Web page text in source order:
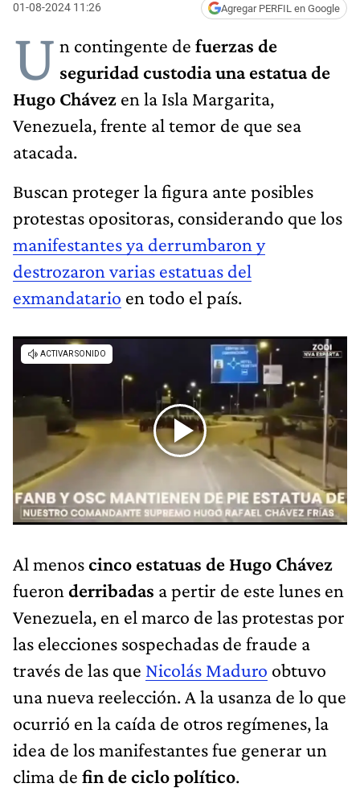
01-08-2024 11:26 Agregar PERFIL en Google
U n contingente de fuerzas de
seguridadcustodia una estatua de
Hugo Chávez en la Isla Margarita,
Venezuela, frente al temor de que sea
atacada.
Buscan proteger la figura ante posibles
protestas opositoras, considerando que los
manifestantes ya derrumbaron y
destrozaron varias estatuas del
exmandatario en todo el país.
Al menoscinco estatuas de Hugo Chávez
fueron derribadas a pertir de este lunes en
Venezuela, en el marco de las protestas por
las elecciones sospechadas de fraude a
través de las que Nicolás Maduro obtuvo
una nueva reelección. A la usanza de lo que
ocurrió en la caída de otros regímenes, la
idea de los manifestantes fue generar un
clima de fin de ciclo político.